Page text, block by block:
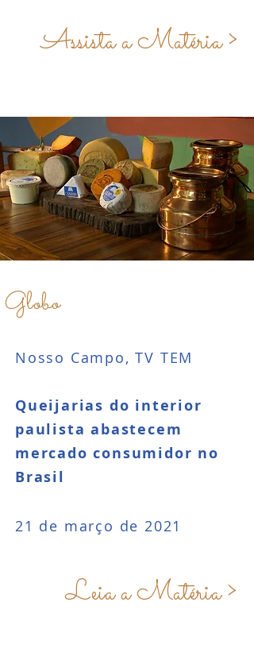
Assista a Matéria >
Globo
Nosso Campo, TV TEM
Queijarias do interior
paulista abastecem
mercado consumidor no
Brasil
21 de março de 2021
Leia a Matéria >